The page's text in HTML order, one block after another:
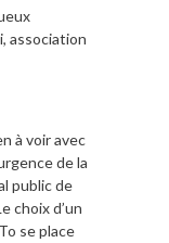
association
à voir avec
de la
public de
choix d’un
se place